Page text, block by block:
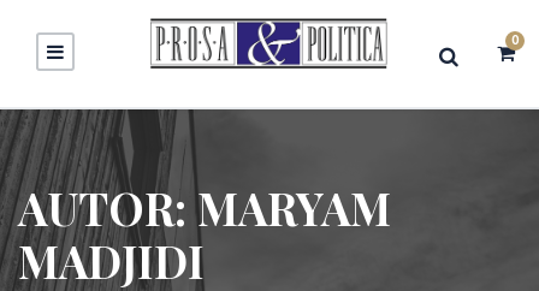
0
AUTOR:MARYAM
MADJIDI